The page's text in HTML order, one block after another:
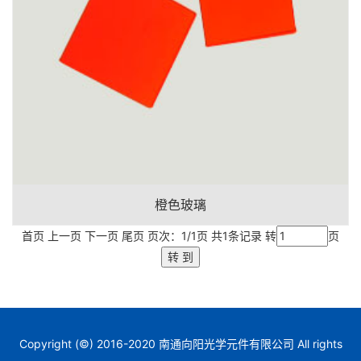
橙色玻璃
首页 上一页 下一页 尾页 页次：1/1页 共1条记录 转 页
Copyright (©) 2016-2020 南通向阳光学元件有限公司 All rights